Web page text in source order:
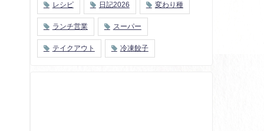
レシピ 日記2026 変わり種
ランチ営業 スーパー
テイクアウト 冷凍餃子